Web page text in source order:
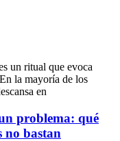
un ritual que evoca
la mayoría de los
en
problema: qué
no bastan